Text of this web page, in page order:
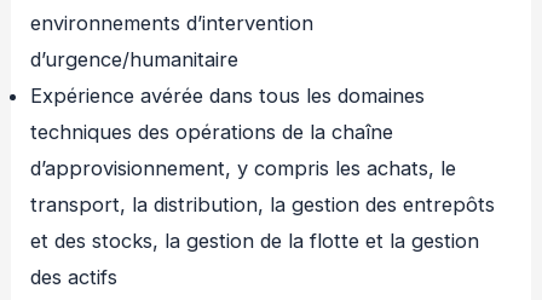
environnements d’intervention
d’urgence/humanitaire
Expérience avérée dans tous les domaines
techniques des opérations de la chaîne
d’approvisionnement, y compris les achats, le
transport, la distribution, la gestion des entrepôts
et des stocks, la gestion de la flotte et la gestion
des actifs